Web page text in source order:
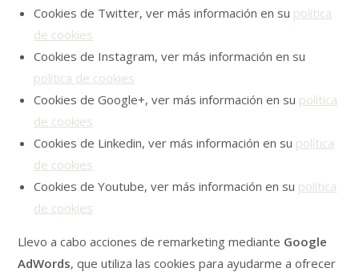
Cookies de Twitter, ver más información en su política
de cookies
Cookies de Instagram, ver más información en su
política de cookies
Cookies de Google+, ver más información en su política
de cookies
Cookies de Linkedin, ver más información en su política
de cookies
Cookies de Youtube, ver más información en su política
de cookies
Llevo a cabo acciones de remarketing mediante Google
AdWords, que utiliza las cookies para ayudarme a ofrecer